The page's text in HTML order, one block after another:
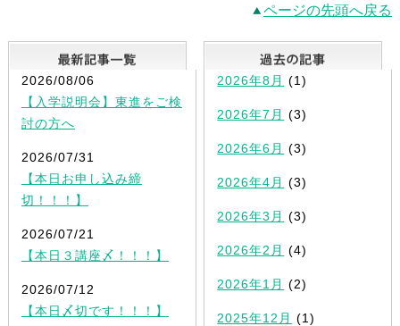
ページの先頭へ戻る
最新記事一覧
2026/08/06
【入学説明会】東進をご検
討の方へ
2026/07/31
【本日お申し込み締
切！！！】
2026/07/21
【本日３講座〆！！！】
2026/07/12
【本日〆切です！！！】
2026年8月 (1)
2026年7月 (3)
2026年6月 (3)
2026年4月 (3)
2026年3月 (3)
2026年2月 (4)
2026年1月 (2)
2025年12月 (1)